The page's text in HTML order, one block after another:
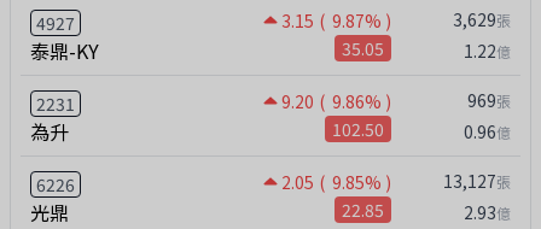
4927 3.15 ( 9.87% )
泰鼎-KY 35.05
3,629張
1.22億
2231 9.20 ( 9.86% )
為升 102.50
969張
0.96億
6226 2.05 ( 9.85% )
光鼎 22.85
13,127張
2.93億